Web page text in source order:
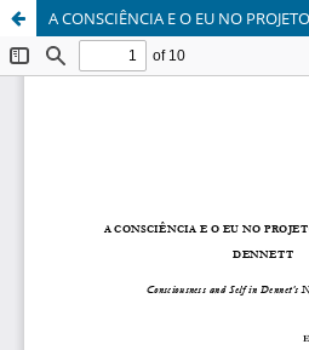
A CONSCIÊNCIA E O EU NO